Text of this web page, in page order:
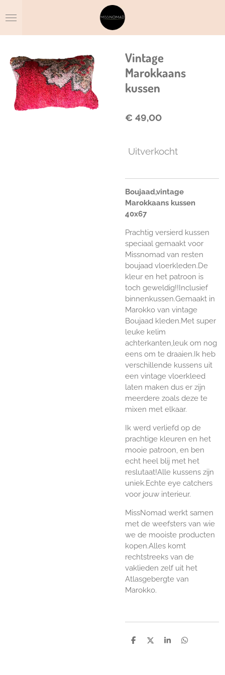
direct
hoofdinhoud
Vintage
Marokkaans
kussen
€ 49,00
Uitverkocht
Boujaad,vintage
Marokkaans kussen
40x67
Prachtig versierd kussen
speciaal gemaakt voor
Missnomad van resten
boujaad vloerkleden.De
kleur en het patroon is
toch geweldig!!Inclusief
binnenkussen.Gemaakt in
Marokko van vintage
Boujaad kleden.Met super
leuke kelim
achterkanten,leuk om nog
eens om te draaien.Ik heb
verschillende kussens uit
een vintage vloerkleed
laten maken dus er zijn
meerdere zoals deze te
mixen met elkaar.
Ik werd verliefd op de
prachtige kleuren en het
mooie patroon, en ben
echt heel blij met het
reslutaat!Alle kussens zijn
uniek.Echte eye catchers
voor jouw interieur.
MissNomad werkt samen
met de weefsters van wie
we de mooiste producten
kopen.Alles komt
rechtstreeks van de
vaklieden zelf uit het
Atlasgebergte van
Marokko.
D
D
S
D